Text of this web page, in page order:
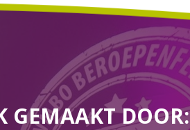
GEMAAKT DOOR: